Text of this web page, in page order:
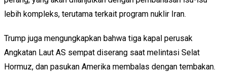
lebih kompleks, terutama terkait program nuklir Iran.
Trump juga mengungkapkan bahwa tiga kapal perusak
Angkatan Laut AS sempat diserang saat melintasi Selat
Hormuz, dan pasukan Amerika membalas dengan tembakan.